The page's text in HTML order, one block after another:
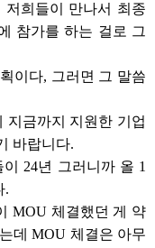
저희들이 만나서 최종
참가를 하는 걸로 그
이다, 그러면 그 말씀
지금까지 지원한 기업
바랍니다.
이 24년 그러니까 올 1
.
MOU 체결했던 게 약
데 MOU 체결은 아무